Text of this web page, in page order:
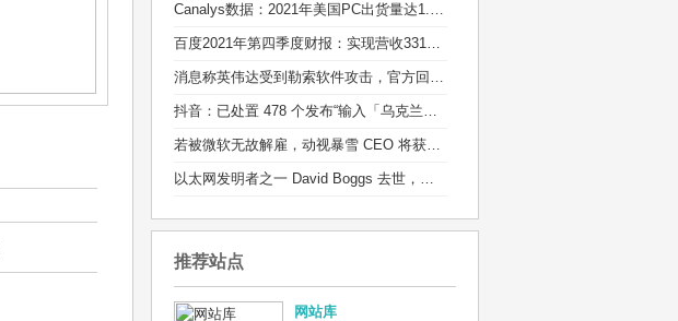
Canalys数据：2021年美国PC出货量达1.35亿台
百度2021年第四季度财报：实现营收331亿元
消息称英伟达受到勒索软件攻击，官方回应：正在调查
抖音：已处置 478 个发布“输入「乌克兰」有爆炸特效”等不实信息的违规账号
若被微软无故解雇，动视暴雪 CEO 将获得近 1 亿元离职补偿
以太网发明者之一 David Boggs 去世，享年 71 岁：他的成果造福了全球用户
推荐站点
网站库